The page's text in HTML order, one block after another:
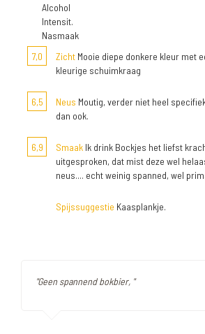
Alcohol
Intensit.
Nasmaak
7,0
Zicht Mooie diepe donkere kleur met
kleurige schuimkraag
6,5 Neus Moutig, verder niet heel
dan ook.
6,9 Smaak Ik drink Bockjes het liefst
uitgesproken, dat mist deze wel
neus.... echt weinig spanned, wel
Spijssuggestie Kaasplankje.
"Geen spannend bokbier, "